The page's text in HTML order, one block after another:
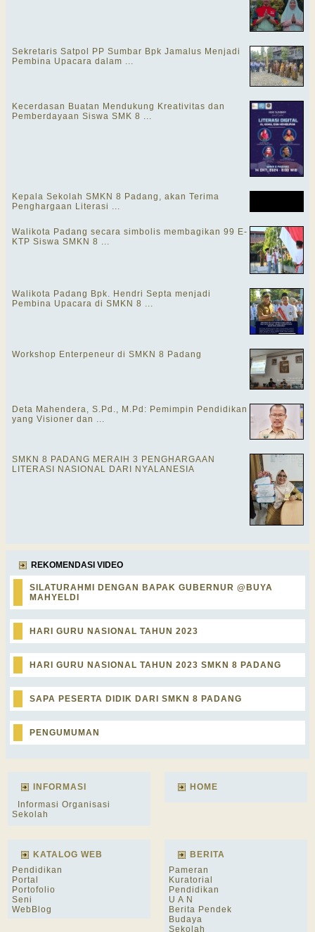
Sekretaris Satpol PP Sumbar Bpk Jamalus Menjadi
Pembina Upacara dalam ...
Kecerdasan Buatan Mendukung Kreativitas dan
Pemberdayaan Siswa SMK 8 ...
Kepala Sekolah SMKN 8 Padang, akan Terima
Penghargaan Literasi ...
Walikota Padang secara simbolis membagikan 99 E-
KTP Siswa SMKN 8 ...
Walikota Padang Bpk. Hendri Septa menjadi
Pembina Upacara di SMKN 8 ...
Workshop Enterpeneur di SMKN 8 Padang
Deta Mahendera, S.Pd., M.Pd: Pemimpin Pendidikan
yang Visioner dan ...
SMKN 8 PADANG MERAIH 3 PENGHARGAAN
LITERASI NASIONAL DARI NYALANESIA
REKOMENDASI VIDEO
SILATURAHMI DENGAN BAPAK GUBERNUR @BUYA
MAHYELDI
HARI GURU NASIONAL TAHUN 2023
HARI GURU NASIONAL TAHUN 2023 SMKN 8 PADANG
SAPA PESERTA DIDIK DARI SMKN 8 PADANG
PENGUMUMAN
INFORMASI
Informasi Organisasi
Sekolah
HOME
KATALOG WEB
Pendidikan
Portal
Portofolio
Seni
WebBlog
BERITA
Pameran
Kuratorial
Pendidikan
U A N
Berita Pendek
Budaya
Sekolah